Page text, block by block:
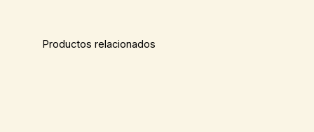
Productos relacionados